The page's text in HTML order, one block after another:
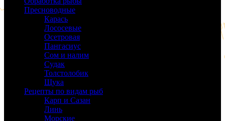
Пресноводные
Карась
Лососевые
Осетровая
Пангасиус
Сом и налим
Судак
Толстолобик
Щука
Рецепты по видам рыб
Карп и Сазан
Линь
Морские